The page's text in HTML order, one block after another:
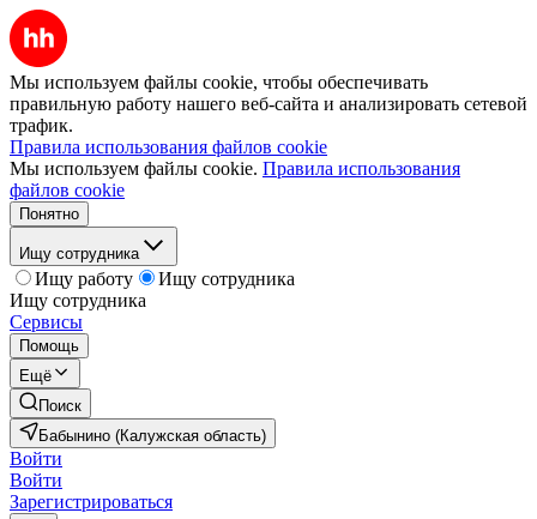
Мы используем файлы cookie, чтобы обеспечивать
правильную работу нашего веб-сайта и анализировать сетевой
трафик.
Правила использования файлов cookie
Мы используем файлы cookie. Правила использования
файлов cookie
Понятно
Ищу сотрудника
Ищу работу
Ищу сотрудника
Ищу сотрудника
Сервисы
Помощь
Ещё
Поиск
Бабынино (Калужская область)
Войти
Войти
Зарегистрироваться